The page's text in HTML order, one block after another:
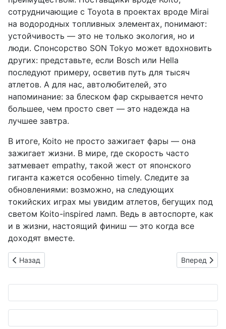
сотрудничающие с Toyota в проектах вроде Mirai
на водородных топливных элементах, понимают:
устойчивость — это не только экология, но и
люди. Спонсорство SON Tokyo может вдохновить
других: представьте, если Bosch или Hella
последуют примеру, осветив путь для тысяч
атлетов. А для нас, автолюбителей, это
напоминание: за блеском фар скрывается нечто
большее, чем просто свет — это надежда на
лучшее завтра.
В итоге, Koito не просто зажигает фары — она
зажигает жизни. В мире, где скорость часто
затмевает empathy, такой жест от японского
гиганта кажется особенно timely. Следите за
обновлениями: возможно, на следующих
токийских играх мы увидим атлетов, бегущих под
светом Koito-inspired ламп. Ведь в автоспорте, как
и в жизни, настоящий финиш — это когда все
доходят вместе.
Предыдущий: NEC превращает хаос дорог в симфонию
Назад Следующий:
Вперед